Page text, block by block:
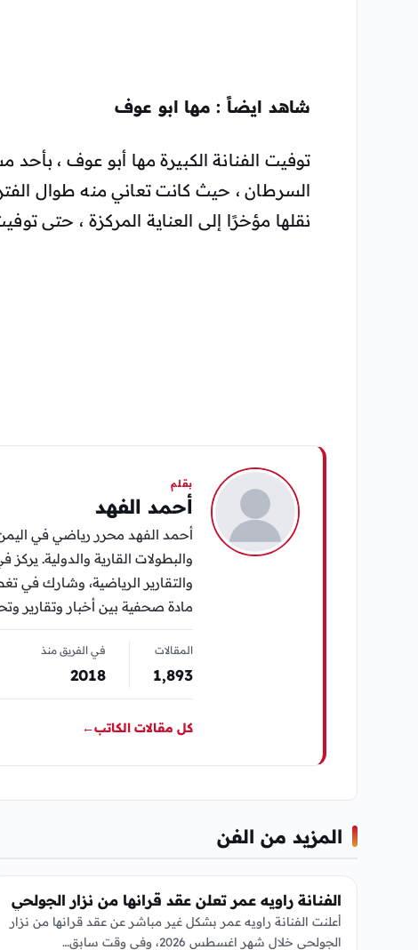
شاهد ايضاً : مها ابو عوف
توفيت الفنانة الكبيرة مها أبو عوف ،
السرطان ، حيث كانت تعاني منه طوال
نقلها مؤخرًا إلى العناية المركزة ، حتى
بقلم
أحمد الفهد
أحمد الفهد محرر رياضي في
والبطولات القارية والدولية. يركز
مادة صحفية بين أخبار وتقارير
المقالات
1٬893
في الفريق منذ
2018
كل مقالات الكاتب←
المزيد من الفن
الفنانة راويه عمر تعلن عقد قرانها من نزار الجولحي
أعلنت الفنانة راويه عمر بشكل غير مباشر عن عقد قرانها من نزار
الجولحي خلال شهر اغسطس 2026، وفي وقت سابق…